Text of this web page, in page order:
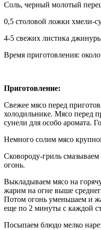
Соль, черный молотый
0,5 столовой ложки хмели-
4-5 свежих листика
Время приготовления:
Приготовление:
Свежее мясо перед
холодильнике. Мясо перед
сунели для особо аромата.
Немного солим мясо
Сковороду-гриль
огонь.
Выкладываем мясо на
жарим на огне выше
Потом огонь уменьшаем и
еще по 2 минуты с каждой
Посыпаем блюдо мелко